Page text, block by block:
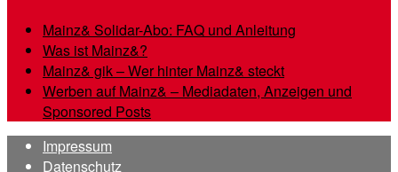
Mainz& Solidar-Abo: FAQ und Anleitung
Was ist Mainz&?
Mainz& gik – Wer hinter Mainz& steckt
Werben auf Mainz& – Mediadaten, Anzeigen und
Sponsored Posts
Impressum
Datenschutz